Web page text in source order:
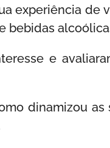
experiência de
bebidas
e
dinamizou